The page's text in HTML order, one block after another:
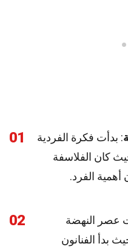
01
: بدأت فكرة الفردية
كان الفلاسفة
الفرد.
02
عصر النهضة
بدأ الفنانون